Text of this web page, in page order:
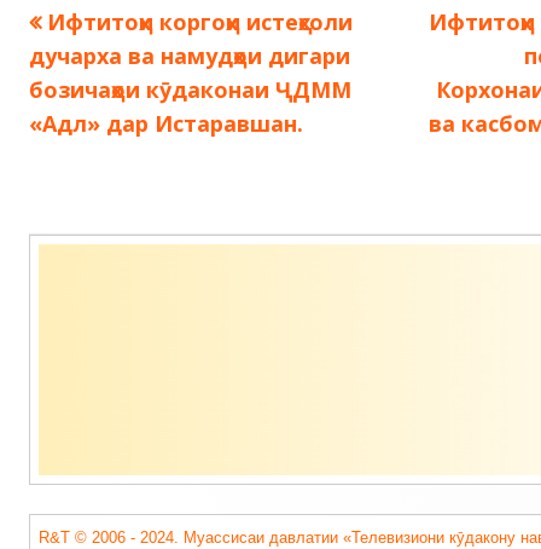
Навигация
по
записям
Предыдущая
запись:
Ифтитоҳи коргоҳи истеҳсоли
дучарха ва намудҳои дигари
бозичаҳои кӯдаконаи ҶДММ
«Адл» дар Истаравшан.
Ифтитоҳи
ва
Содержимое
R&T © 2006 - 2024. Муассисаи давлатии «Телевизиони кӯдакону